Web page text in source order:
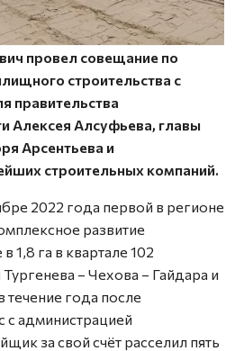
провел совещание по
строительства с
правительства
Алексея Алсуфьева, главы
Арсентьева и
строительных компаний.
2022 года первой в регионе
развитие
1,8 га в квартале 102
– Чехова – Гайдара и
года после
с администрацией
за свой счёт расселил пять